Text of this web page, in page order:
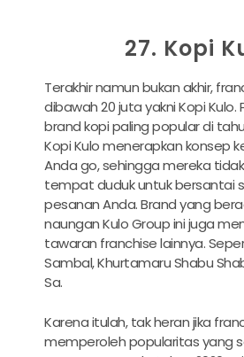
27. Kopi
Terakhir namun bukan akhir,
dibawah 20 juta yakni Kopi Kulo.
brand kopi paling popular di
Kopi Kulo menerapkan konsep
Anda go, sehingga mereka
tempat duduk untuk bersantai
pesanan Anda. Brand yang
naungan Kulo Group ini juga
tawaran franchise lainnya.
Sambal, Khurtamaru Shabu
Sa.
Karena itulah, tak heran jika
memperoleh popularitas yang